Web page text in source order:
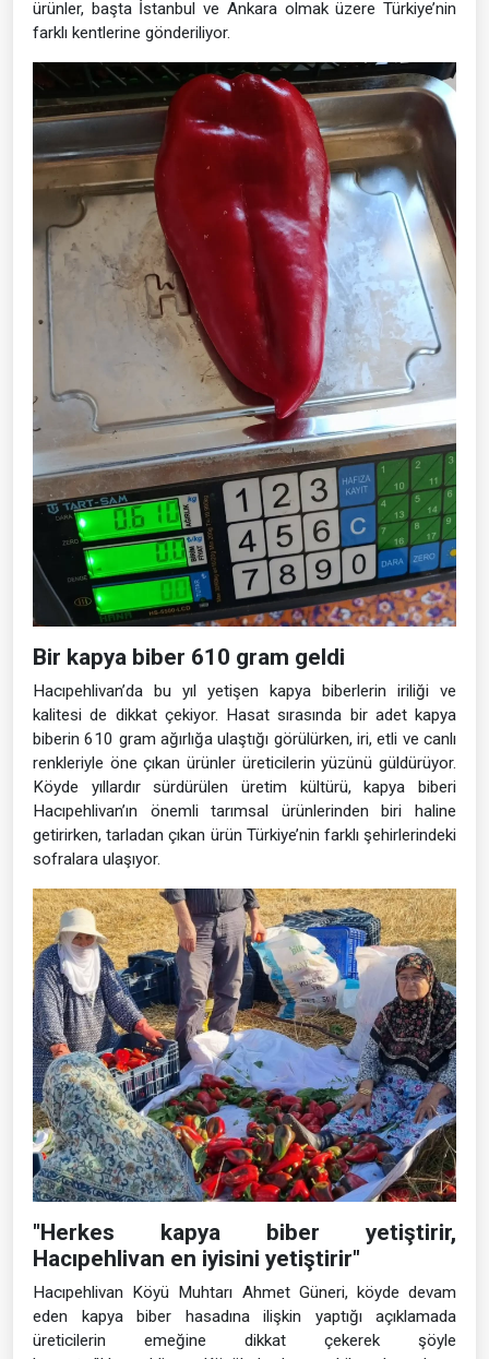
ürünler, başta İstanbul ve Ankara olmak üzere Türkiye’nin
farklı kentlerine gönderiliyor.
Bir kapya biber 610 gram geldi
Hacıpehlivan’da bu yıl yetişen kapya biberlerin iriliği ve
kalitesi de dikkat çekiyor. Hasat sırasında bir adet kapya
biberin 610 gram ağırlığa ulaştığı görülürken, iri, etli ve canlı
renkleriyle öne çıkan ürünler üreticilerin yüzünü güldürüyor.
Köyde yıllardır sürdürülen üretim kültürü, kapya biberi
Hacıpehlivan’ın önemli tarımsal ürünlerinden biri haline
getirirken, tarladan çıkan ürün Türkiye’nin farklı şehirlerindeki
sofralara ulaşıyor.
"Herkes kapya biber yetiştirir,
Hacıpehlivan en iyisini yetiştirir"
Hacıpehlivan Köyü Muhtarı Ahmet Güneri, köyde devam
eden kapya biber hasadına ilişkin yaptığı açıklamada
üreticilerin emeğine dikkat çekerek şöyle